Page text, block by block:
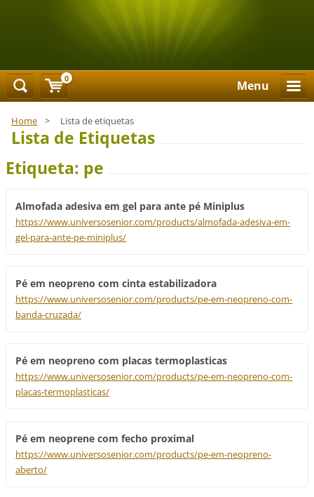
Menu
Home > Lista de etiquetas
Lista de Etiquetas
Etiqueta: pe
Almofada adesiva em gel para ante pé Miniplus
https://www.universosenior.com/products/almofada-adesiva-em-
gel-para-ante-pe-miniplus/
Pé em neopreno com cinta estabilizadora
https://www.universosenior.com/products/pe-em-neopreno-com-
banda-cruzada/
Pé em neopreno com placas termoplasticas
https://www.universosenior.com/products/pe-em-neopreno-com-
placas-termoplasticas/
Pé em neoprene com fecho proximal
https://www.universosenior.com/products/pe-em-neopreno-
aberto/
0